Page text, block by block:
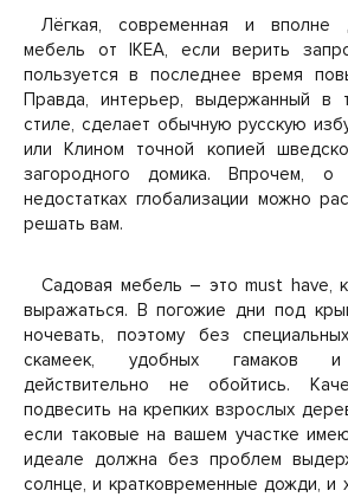
Лёгкая, современная и вполне
мебель от IKEA, если верить
пользуется в последнее время
Правда, интерьер, выдержанный в
стиле, сделает обычную русскую
или Клином точной копией
загородного домика. Впрочем, о
недостатках глобализации можно
решать вам.
Садовая мебель – это must have,
выражаться. В погожие дни под
ночевать, поэтому без
скамеек, удобных гамаков и
действительно не обойтись.
подвесить на крепких взрослых
если таковые на вашем участке
идеале должна без проблем
солнце, и кратковременные дожди, и